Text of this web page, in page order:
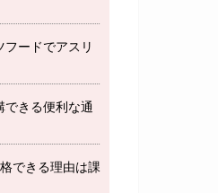
フードでアスリ
できる便利な通
できる理由は課